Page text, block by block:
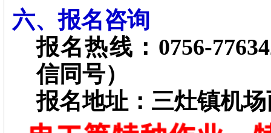
六、报名咨询
报名热线：0756-
信同号）
报名地址：三灶镇机